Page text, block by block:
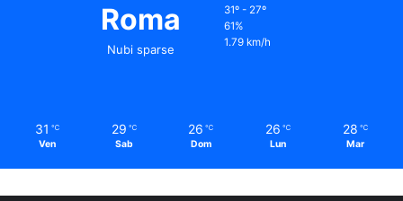
Roma
Nubi sparse
31º - 27º
61%
1.79 km/h
31 ℃
Ven
29 ℃
Sab
26 ℃
Dom
26 ℃
Lun
28 ℃
Mar